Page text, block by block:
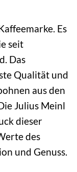
Es
seit
Das
Qualität und
aus den
Julius Meinl
dieser
des
und Genuss.